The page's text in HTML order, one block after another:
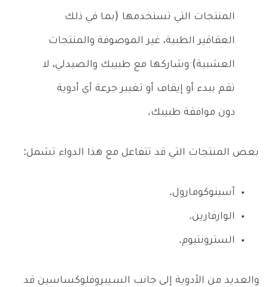
المنتجات التي تستخدمها (بما في ذلك
العقاقير الطبية، غير الموصوفة والمنتجات
العشبية) وشاركها مع طبيبك والصيدلي، لا
تقم ببدء أو إيقاف أو تغيير جرعة أي أدوية
دون موافقة طبيبك.
بعض المنتجات التي قد تتفاعل مع هذا الدواء تشمل:
أسينوكومارول.
الوارفارين.
السترونتيوم.
والعديد من الأدوية إلى جانب السـيبروفلوكساسين قد